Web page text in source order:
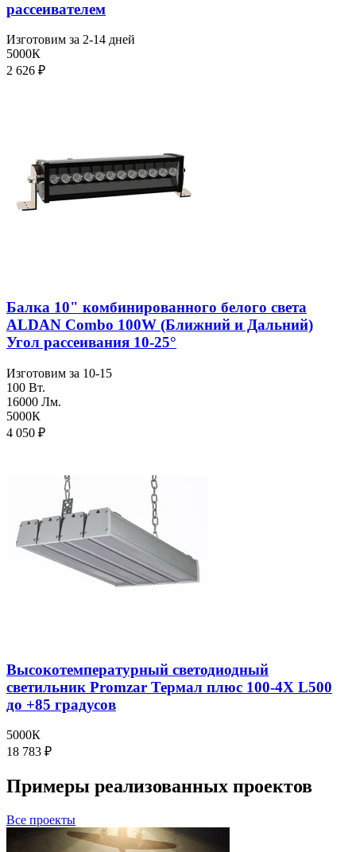
рассеивателем
Изготовим за 2-14 дней
5000К
2 626 ₽
Балка 10" комбинированного белого света
ALDAN Combo 100W (Ближний и Дальний)
Угол рассеивания 10-25°
Изготовим за 10-15
100 Вт.
16000 Лм.
5000К
4 050 ₽
Высокотемпературный светодиодный
светильник Promzar Термал плюс 100-4Х L500
до +85 градусов
5000К
18 783 ₽
Примеры реализованных проектов
Все проекты